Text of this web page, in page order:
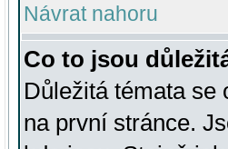
Návrat nahoru
Co to jsou
Důležitá témata se
na první stránce.